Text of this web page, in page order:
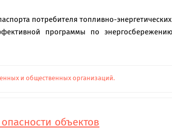
потребителя топливно-
программы по
и общественных организаций.
объектов